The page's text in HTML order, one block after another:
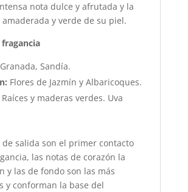
nota dulce y afrutada y la
y verde de su piel.
Granada, Sandía.
Flores de Jazmín y Albaricoques.
Raíces y maderas verdes. Uva
de salida son el primer contacto
las notas de corazón la
y las de fondo son las más
y conforman la base del